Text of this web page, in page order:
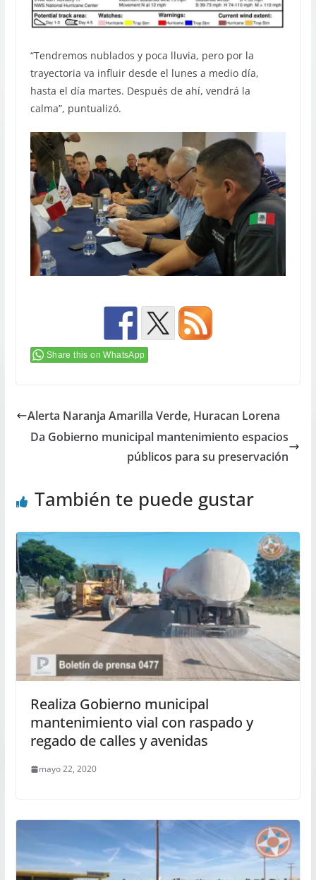
“Tendremos nublados y poca lluvia, pero por la
trayectoria va influir desde el lunes a medio día,
hasta el día martes. Después de ahí, vendrá la
calma”, puntualizó.
Share this on WhatsApp
Alerta Naranja Amarilla Verde, Huracan Lorena
Da Gobierno municipal mantenimiento espacios
públicos para su preservación
También te puede gustar
Realiza Gobierno municipal
mantenimiento vial con raspado y
regado de calles y avenidas
mayo 22, 2020